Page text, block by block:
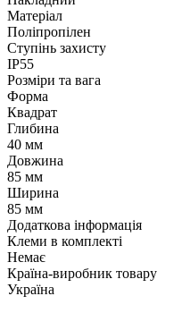
Матеріал
Поліпропілен
Ступінь захисту
IP55
Розміри та вага
Форма
Квадрат
Глибина
40 мм
Довжина
85 мм
Ширина
85 мм
Додаткова інформація
Клеми в комплекті
Немає
Країна-виробник товару
Україна